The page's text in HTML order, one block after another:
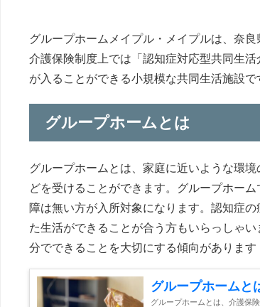
グループホームメイプル・メイプルは、奈
介護保険制度上では「認知症対応型共同生
が入ることができる小規模な共同生活施設で
グループホームとは
グループホームとは、家庭に近いような環
どを受けることができます。グループホー
障は無い方が入所対象になります。認知症
た生活ができることが合う方もいらっしゃ
分でできることを大切にする傾向があります
グループホームと
グループホームとは、介護保